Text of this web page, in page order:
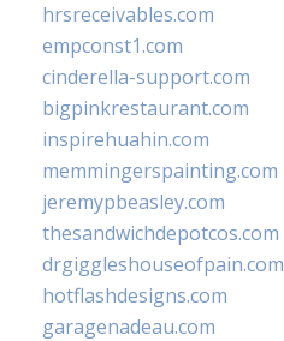
hrsreceivables.com
empconst1.com
cinderella-support.com
bigpinkrestaurant.com
inspirehuahin.com
memmingerspainting.com
jeremypbeasley.com
thesandwichdepotcos.com
drgiggleshouseofpain.com
hotflashdesigns.com
garagenadeau.com